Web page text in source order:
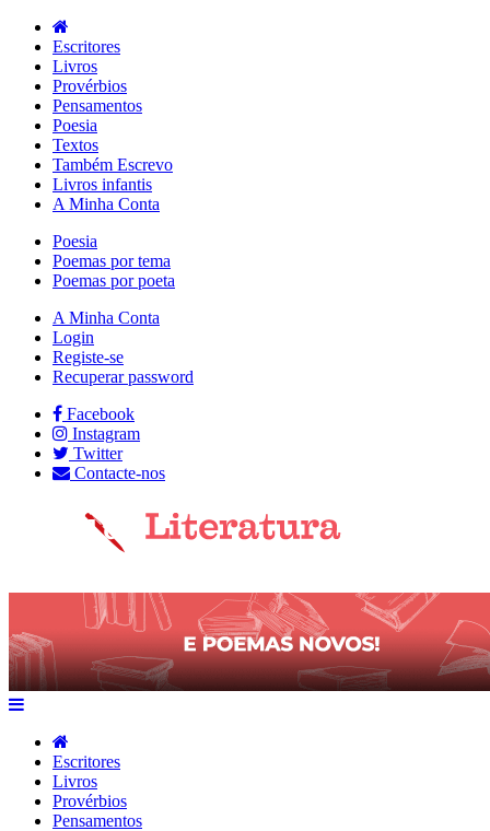
Escritores
Livros
Provérbios
Pensamentos
Poesia
Textos
Também Escrevo
Livros infantis
A Minha Conta
Poesia
Poemas por tema
Poemas por poeta
A Minha Conta
Login
Registe-se
Recuperar password
Facebook
Instagram
Twitter
Contacte-nos
Escritores
Livros
Provérbios
Pensamentos